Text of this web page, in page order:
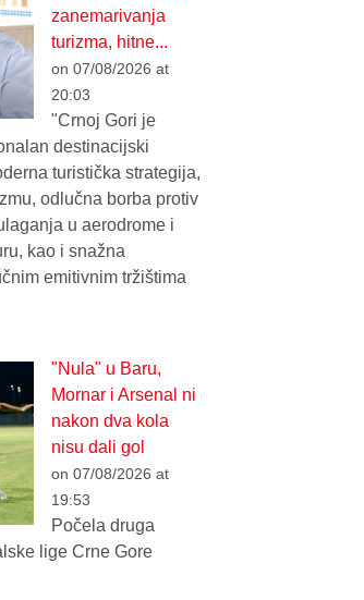
zanemarivanja
turizma, hitne...
on 07/08/2026 at
20:03
"Crnoj Gori je
destinacijski
turistička strategija,
odlučna borba protiv
u aerodrome i
kao i snažna
emitivnim tržištima
"Nula" u Baru,
Mornar i Arsenal ni
nakon dva kola
nisu dali gol
on 07/08/2026 at
19:53
Počela druga
lige Crne Gore